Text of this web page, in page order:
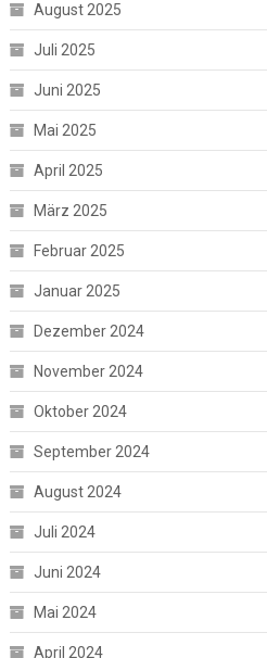
August 2025
Juli 2025
Juni 2025
Mai 2025
April 2025
März 2025
Februar 2025
Januar 2025
Dezember 2024
November 2024
Oktober 2024
September 2024
August 2024
Juli 2024
Juni 2024
Mai 2024
April 2024